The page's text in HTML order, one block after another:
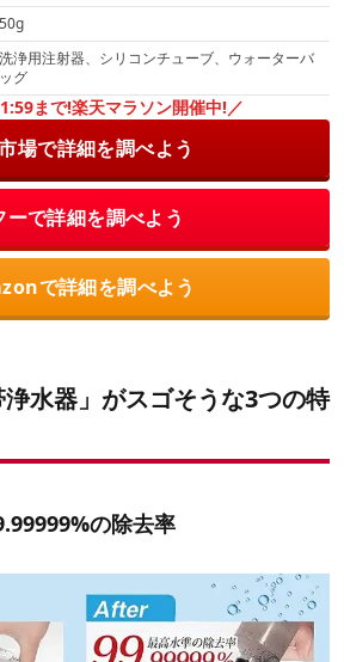
50g
洗浄用注射器、シリコンチューブ、ウォーターバ
ッグ
まで!楽天マラソン開催中!／
場で詳細を調べよう
ーで詳細を調べよう
で詳細を調べよう
水器」がスゴそうな3つの特
の除去率